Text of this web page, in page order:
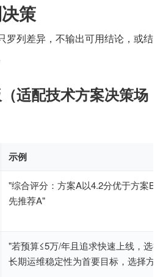
策
罗列差异，不输出可用结论，或结
适配技术方案决策场
示例
"综合评分：方案A以4.2分优于方案B
先推荐A"
"若预算≤5万/年且追求快速上线，选
长期运维稳定性为首要目标，选择方